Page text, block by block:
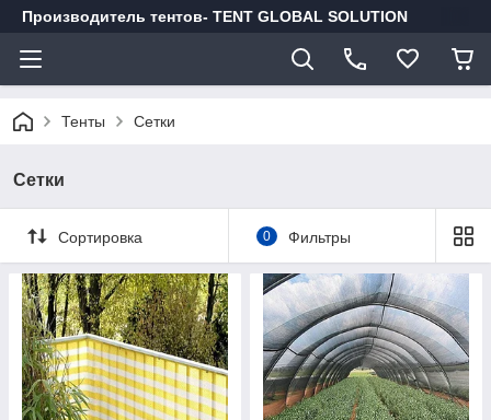
Производитель тентов- TENT GLOBAL SOLUTION
Тенты Сетки
Сетки
Сортировка 0 Фильтры